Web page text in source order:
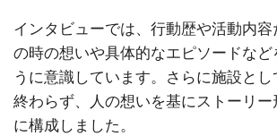
インタビューでは、行動歴や活動内
の時の想いや具体的なエピソードなど
うに意識しています。さらに施設と
終わらず、人の想いを基にストーリー
に構成しました。